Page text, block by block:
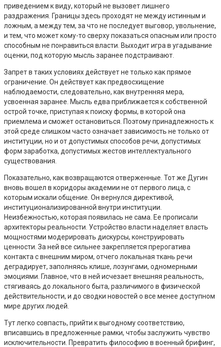
приведением к виду, который не вызовет лишнего
раздражения. Границы здесь проходят не между истинным и
ложным, а между тем, за что не последует выговор, увольнение,
и тем, что может кому-то сверху показаться опасным или просто
способным не понравиться власти. Выходит игра в угадывание
оценки, под которую мысль заранее подстраивают.
Запрет в таких условиях действует не только как прямое
ограничение. Он действует как предвосхищение
наблюдаемости, следовательно, как внутренняя мера,
усвоенная заранее. Мысль едва приближается к собственной
острой точке, приступая к поиску формы, в которой она
приемлема и сможет остановиться. Поэтому принадлежность к
этой среде слишком часто означает зависимость не только от
институции, но и от допустимых способов речи, допустимых
форм заработка, допустимых жестов интеллектуального
существования.
Показательно, как возвращаются отверженные. Тот же Дугин
вновь вошел в коридоры академии не от первого лица, с
которым искали общение. Он вернулся директивой,
институционализированной внутри институции.
Неизбежностью, которая появилась не сама. Ее прописали
архитекторы реальности. Устройство власти наделяет власть
мощностями модерировать дискурсы, конструировать
ценности. За ней все сильнее закрепляется прерогатива
контакта с внешним миром, отчего локальная ткань речи
деградирует, заполняясь клише, лозунгами, одномерными
эмоциями. Главное, что в ней исчезает внешняя реальность,
стягиваясь до локального быта, различимого в физической
действительности, и до сводки новостей о все менее доступном
мире других людей.
Тут легко совпасть, прийти к выгодному соответствию,
вписавшись в предложенные рамки, чтобы заслужить чувство
исключительности. Превратить философию в военный брифинг,